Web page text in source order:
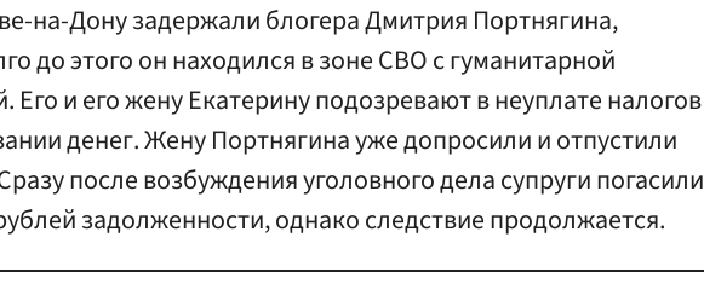
на-Дону задержали блогера Дмитрия Портнягина,
до этого он находился в зоне СВО с гуманитарной
Его и его жену Екатерину подозревают в неуплате налогов
денег. Жену Портнягина уже допросили и отпустили
после возбуждения уголовного дела супруги погасили
задолженности, однако следствие продолжается.